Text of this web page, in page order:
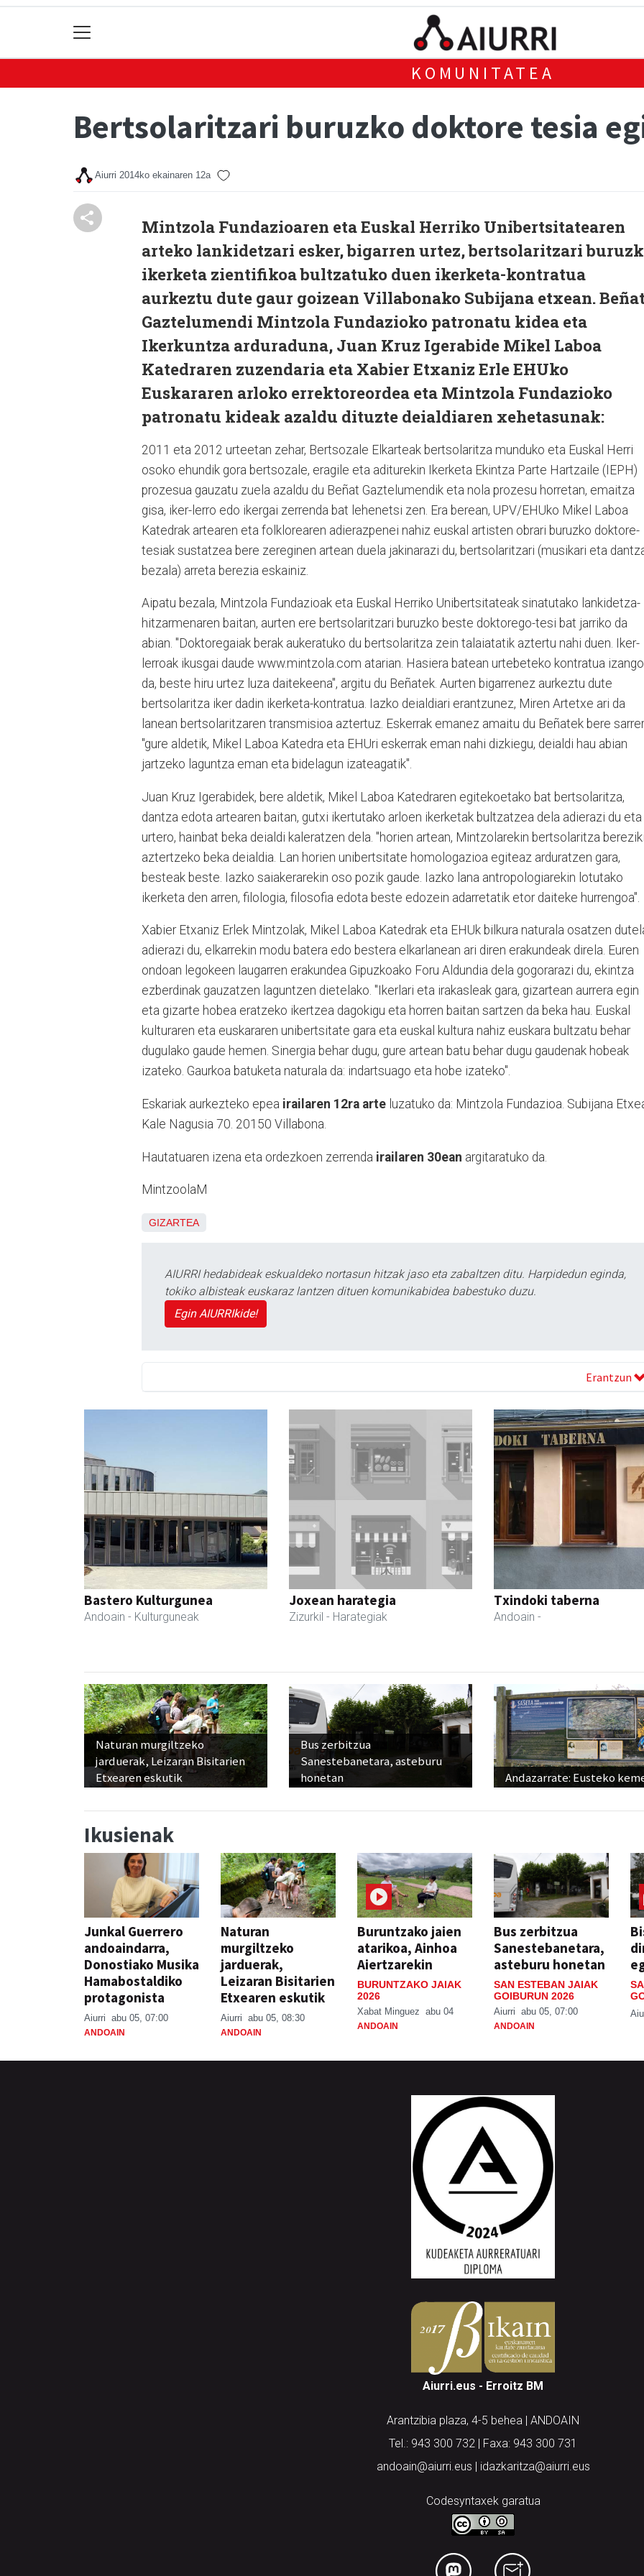
KOMUNITATEA
Bertsolaritzari buruzko doktore tesia
Aiurri 2014ko ekainaren 12a
Mintzola Fundazioaren eta Euskal Herriko Unibertsitatearen
arteko lankidetzari esker, bigarren urtez, bertsolaritzari
ikerketa zientifikoa bultzatuko duen ikerketa-kontratua
aurkeztu dute gaur goizean Villabonako Subijana etxean.
Gaztelumendi Mintzola Fundazioko patronatu kidea eta
Ikerkuntza arduraduna, Juan Kruz Igerabide Mikel Laboa
Katedraren zuzendaria eta Xabier Etxaniz Erle EHUko
Euskararen arloko errektoreordea eta Mintzola Fundazioko
patronatu kideak azaldu dituzte deialdiaren xehetasunak:
2011 eta 2012 urteetan zehar, Bertsozale Elkarteak bertsolaritza munduko eta Euskal Herri
osoko ehundik gora bertsozale, eragile eta aditurekin Ikerketa Ekintza Parte Hartzaile (IEPH)
prozesua gauzatu zuela azaldu du Beñat Gaztelumendik eta nola prozesu horretan, emaitza
gisa, iker-lerro edo ikergai zerrenda bat lehenetsi zen. Era berean, UPV/EHUko Mikel Laboa
Katedrak artearen eta folklorearen adierazpenei nahiz euskal artisten obrari buruzko doktore-
tesiak sustatzea bere zereginen artean duela jakinarazi du, bertsolaritzari (musikari eta
bezala) arreta berezia eskainiz.
Aipatu bezala, Mintzola Fundazioak eta Euskal Herriko Unibertsitateak sinatutako lankidetza-
hitzarmenaren baitan, aurten ere bertsolaritzari buruzko beste doktorego-tesi bat jarriko da
abian. "Doktoregaiak berak aukeratuko du bertsolaritza zein talaiatatik aztertu nahi duen. Iker-
lerroak ikusgai daude www.mintzola.com atarian. Hasiera batean urtebeteko kontratua izango
da, beste hiru urtez luza daitekeena", argitu du Beñatek. Aurten bigarrenez aurkeztu dute
bertsolaritza iker dadin ikerketa-kontratua. Iazko deialdiari erantzunez, Miren Artetxe ari da
lanean bertsolaritzaren transmisioa aztertuz. Eskerrak emanez amaitu du Beñatek bere
"gure aldetik, Mikel Laboa Katedra eta EHUri eskerrak eman nahi dizkiegu, deialdi hau abian
jartzeko laguntza eman eta bidelagun izateagatik".
Juan Kruz Igerabidek, bere aldetik, Mikel Laboa Katedraren egitekoetako bat bertsolaritza,
dantza edota artearen baitan, gutxi ikertutako arloen ikerketak bultzatzea dela adierazi du eta
urtero, hainbat beka deialdi kaleratzen dela. "horien artean, Mintzolarekin bertsolaritza
aztertzeko beka deialdia. Lan horien unibertsitate homologazioa egiteaz arduratzen gara,
besteak beste. Iazko saiakerarekin oso pozik gaude. Iazko lana antropologiarekin lotutako
ikerketa den arren, filologia, filosofia edota beste edozein adarretatik etor daiteke hurrengoa".
Xabier Etxaniz Erlek Mintzolak, Mikel Laboa Katedrak eta EHUk bilkura naturala osatzen
adierazi du, elkarrekin modu batera edo bestera elkarlanean ari diren erakundeak direla. Euren
ondoan legokeen laugarren erakundea Gipuzkoako Foru Aldundia dela gogorarazi du, ekintza
ezberdinak gauzatzen laguntzen dietelako. "Ikerlari eta irakasleak gara, gizartean aurrera egin
eta gizarte hobea eratzeko ikertzea dagokigu eta horren baitan sartzen da beka hau. Euskal
kulturaren eta euskararen unibertsitate gara eta euskal kultura nahiz euskara bultzatu behar
dugulako gaude hemen. Sinergia behar dugu, gure artean batu behar dugu gaudenak hobeak
izateko. Gaurkoa batuketa naturala da: indartsuago eta hobe izateko".
Eskariak aurkezteko epea irailaren 12ra arte luzatuko da: Mintzola Fundazioa. Subijana
Kale Nagusia 70. 20150 Villabona.
Hautatuaren izena eta ordezkoen zerrenda irailaren 30ean argitaratuko da.
MintzoolaM
GIZARTEA
AIURRI hedabideak eskualdeko nortasun hitzak jaso eta zabaltzen ditu. Harpidedun eginda,
tokiko albisteak euskaraz lantzen dituen komunikabidea babestuko duzu.
Egin AIURRIkide!
Erantzun
Bastero Kulturgunea
Andoain - Kulturguneak
Joxean harategia
Zizurkil - Harategiak
Txindoki taberna
Andoain -
Naturan murgiltzeko
jarduerak, Leizaran Bisitarien
Etxearen eskutik
Bus zerbitzua
Sanestebanetara, asteburu
honetan
Andazarrate: Eusteko
Ikusienak
Junkal Guerrero
andoaindarra,
Donostiako Musika
Hamabostaldiko
protagonista
Aiurri abu 05, 07:00
ANDOAIN
Naturan
murgiltzeko
jarduerak,
Leizaran Bisitarien
Etxearen eskutik
Aiurri abu 05, 08:30
ANDOAIN
Buruntzako jaien
atarikoa, Ainhoa
Aiertzarekin
BURUNTZAKO JAIAK
2026
Xabat Minguez abu 04
ANDOAIN
Bus zerbitzua
Sanestebanetara,
asteburu honetan
SAN ESTEBAN JAIAK
GOIBURUN 2026
Aiurri abu 05, 07:00
ANDOAIN
Aiurri.eus - Erroitz BM
Arantzibia plaza, 4-5 behea | ANDOAIN
Tel.: 943 300 732 | Faxa: 943 300 731
andoain@aiurri.eus | idazkaritza@aiurri.eus
Codesyntaxek garatua